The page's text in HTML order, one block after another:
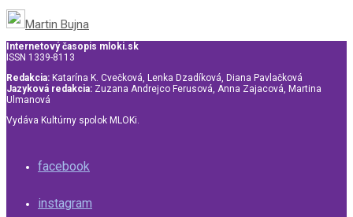
Martin Bujna
Internetový časopis mloki.sk
ISSN 1339-8113
Redakcia: Katarína K. Cvečková, Lenka Dzadíková, Diana Pavlačková
Jazyková redakcia: Zuzana Andrejco Ferusová, Anna Zajacová, Martina
Ulmanová
Vydáva Kultúrny spolok MLOKi.
facebook
instagram